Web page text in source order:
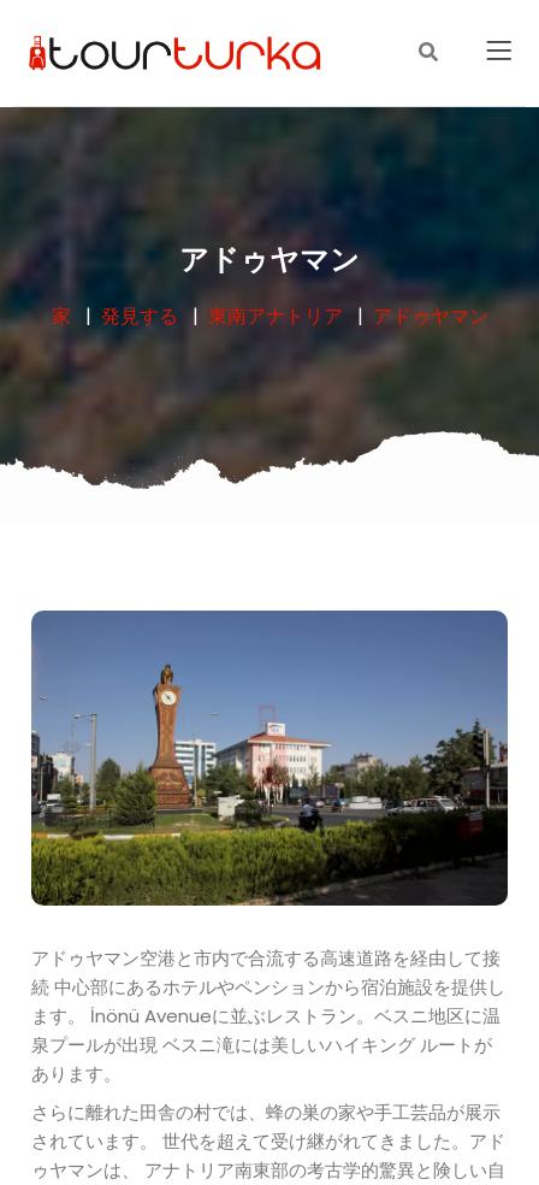
アドゥヤマン
家 発見する 東南アナトリア アドゥヤマン
アドゥヤマン空港と市内で合流する高速道路を経由して接
続 中心部にあるホテルやペンションから宿泊施設を提供し
ます。 İnönü Avenueに並ぶレストラン。ベスニ地区に温
泉プールが出現 ベスニ滝には美しいハイキング ルートが
あります。
さらに離れた田舎の村では、蜂の巣の家や手工芸品が展示
されています。 世代を超えて受け継がれてきました。アド
ゥヤマンは、 アナトリア南東部の考古学的驚異と険しい自